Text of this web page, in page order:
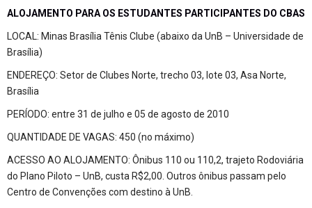
ALOJAMENTO PARA OS ESTUDANTES PARTICIPANTES DO CBAS
LOCAL: Minas Brasília Tênis Clube (abaixo da UnB – Universidade de
Brasília)
ENDEREÇO: Setor de Clubes Norte, trecho 03, lote 03, Asa Norte,
Brasília
PERÍODO: entre 31 de julho e 05 de agosto de 2010
QUANTIDADE DE VAGAS: 450 (no máximo)
ACESSO AO ALOJAMENTO: Ônibus 110 ou 110,2, trajeto Rodoviária
do Plano Piloto – UnB, custa R$2,00. Outros ônibus passam pelo
Centro de Convenções com destino à UnB.